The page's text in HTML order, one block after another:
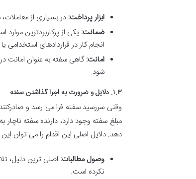
ابزار پرداخت: در بسیاری از
ضمانت: یکی از پرکاربردترین
انجام کار در قراردادهای استخدامی
امانت:گاهی سفته به عنوان
شود.
۱.۳. دلایل و ضرورت به اجرا گذاشتن سفته
وقتی سررسید سفته فرا می رسد و
مبلغ سفته وجود دارد، دارنده سفته
دهد. دلایل اصلی این اقدام را می توان این
وصول مطالبات: اصلی ترین دلیل،
نکرده است.